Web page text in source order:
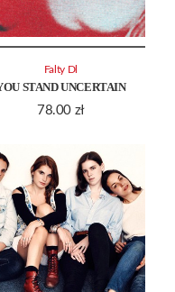
STAND UNCERTAIN
78.00 zł
Falty Dl